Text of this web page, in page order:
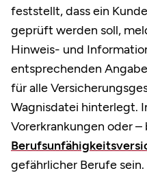
feststellt, dass ein
geprüft werden soll,
Hinweis- und
entsprechenden
für alle
Wagnisdatei hinterlegt.
Vorerkrankungen oder –
gefährlicher Berufe